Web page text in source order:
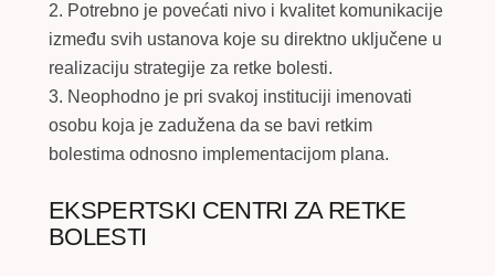
2. Potrebno je povećati nivo i kvalitet komunikacije
između svih ustanova koje su direktno uključene u
realizaciju strategije za retke bolesti.
3. Neophodno je pri svakoj instituciji imenovati
osobu koja je zadužena da se bavi retkim
bolestima odnosno implementacijom plana.
EKSPERTSKI CENTRI ZA RETKE
BOLESTI